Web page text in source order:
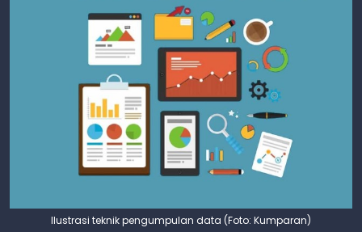
Ilustrasi teknik pengumpulan data (Foto: Kumparan)